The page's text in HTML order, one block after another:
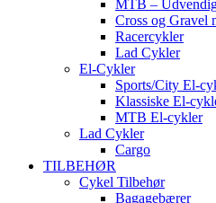
MTB –
Cross og Gravel
Racercykler
Lad Cykler
El-Cykler
Sports/City El-
Klassiske El-
MTB El-cykler
Lad Cykler
Cargo
TILBEHØR
Cykel Tilbehør
Bagagebærer